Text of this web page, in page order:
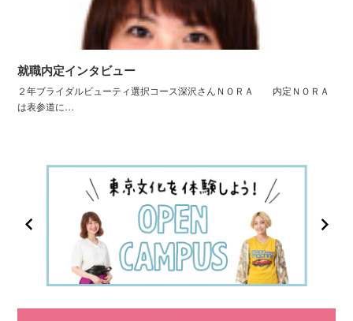
就職内定インタビュー
２年ブライダルビューティ選択コース深沢さんＮＯＲＡ 内定ＮＯＲＡ
は表参道に…